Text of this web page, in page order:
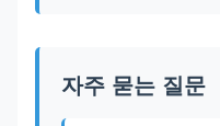
자주 묻는 질문